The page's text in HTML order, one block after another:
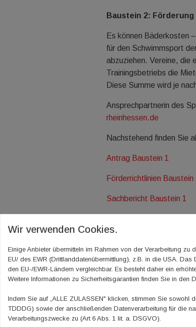
Baustein 2:
Es können Bäderkosten
für den Schwimmsport
abzuziehen. Vereine, die
Trainingsbetriebs die
Diese Summe wird je
Ansprechpartnerin des
rheinhessen.de
Nachstehend finden Sie
Antrag Baustein 1
Förderrichtlinien Baustein
Sachbericht Baustein 1
Wir verwenden Cookies.
Einige Anbieter übermitteln im Rahmen von der Verarbeitung
EU/ des EWR (Drittlanddatenübermittlung), z.B. in die USA.
den EU-/EWR-Ländern vergleichbar. Es besteht daher ein
Weitere Informationen zu Sicherheitsgarantien finden Sie in den
Indem Sie auf „ALLE ZULASSEN" klicken, stimmen Sie sowohl
TDDDG) sowie der anschließenden Datenverarbeitung für die
Verarbeitungszwecke zu (Art 6 Abs. 1 lit. a. DSGVO).